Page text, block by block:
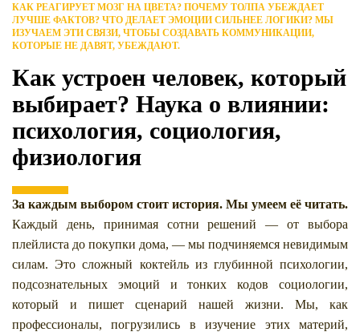
КАК РЕАГИРУЕТ МОЗГ НА ЦВЕТА? ПОЧЕМУ ТОЛПА УБЕЖДАЕТ
ЛУЧШЕ ФАКТОВ? ЧТО ДЕЛАЕТ ЭМОЦИИ СИЛЬНЕЕ ЛОГИКИ? МЫ
ИЗУЧАЕМ ЭТИ СВЯЗИ, ЧТОБЫ СОЗДАВАТЬ КОММУНИКАЦИИ,
КОТОРЫЕ НЕ ДАВЯТ, УБЕЖДАЮТ.
Как устроен человек, который
выбирает? Наука о влиянии:
психология, социология,
физиология
За каждым выбором стоит история. Мы умеем её читать.
Каждый день, принимая сотни решений — от выбора
плейлиста до покупки дома, — мы подчиняемся невидимым
силам. Это сложный коктейль из глубинной психологии,
подсознательных эмоций и тонких кодов социологии,
который и пишет сценарий нашей жизни. Мы, как
профессионалы, погрузились в изучение этих материй,